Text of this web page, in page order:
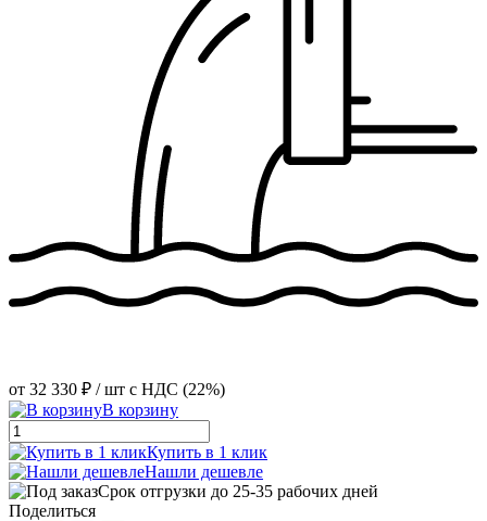
от 32 330 ₽ / шт с НДС (22%)
В корзину
Купить в 1 клик
Нашли дешевле
Срок отгрузки до 25-35 рабочих дней
Поделиться